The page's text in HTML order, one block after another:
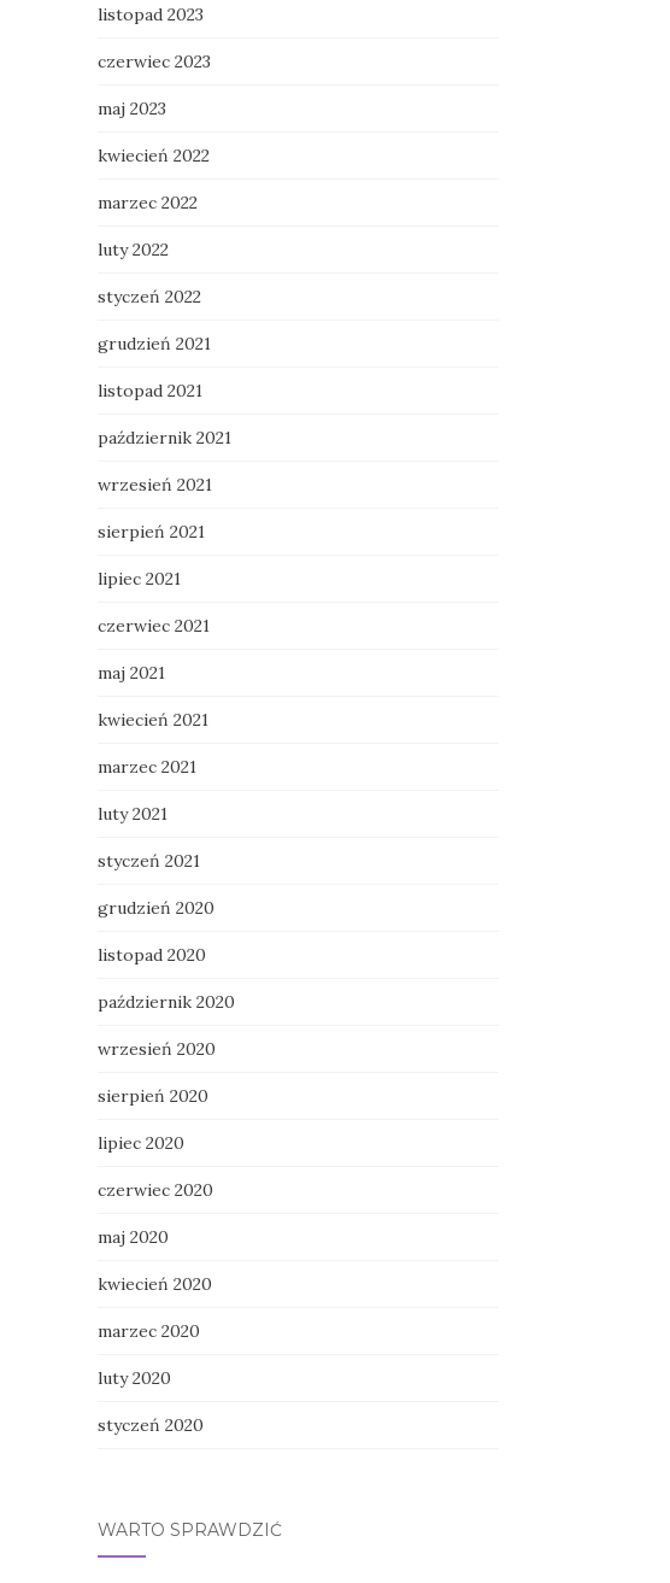
listopad 2023
czerwiec 2023
maj 2023
kwiecień 2022
marzec 2022
luty 2022
styczeń 2022
grudzień 2021
listopad 2021
październik 2021
wrzesień 2021
sierpień 2021
lipiec 2021
czerwiec 2021
maj 2021
kwiecień 2021
marzec 2021
luty 2021
styczeń 2021
grudzień 2020
listopad 2020
październik 2020
wrzesień 2020
sierpień 2020
lipiec 2020
czerwiec 2020
maj 2020
kwiecień 2020
marzec 2020
luty 2020
styczeń 2020
WARTO SPRAWDZIĆ